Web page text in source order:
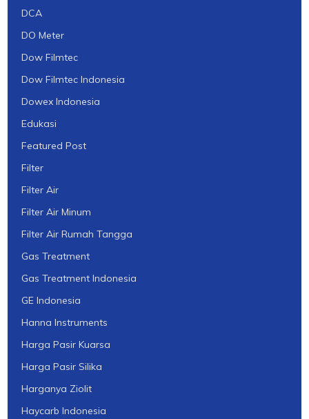
DCA
DO Meter
Dow Filmtec
Dow Filmtec Indonesia
Dowex Indonesia
Edukasi
Featured Post
Filter
Filter Air
Filter Air Minum
Filter Air Rumah Tangga
Gas Treatment
Gas Treatment Indonesia
GE Indonesia
Hanna Instruments
Harga Pasir Kuarsa
Harga Pasir Silika
Harganya Ziolit
Haycarb Indonesia